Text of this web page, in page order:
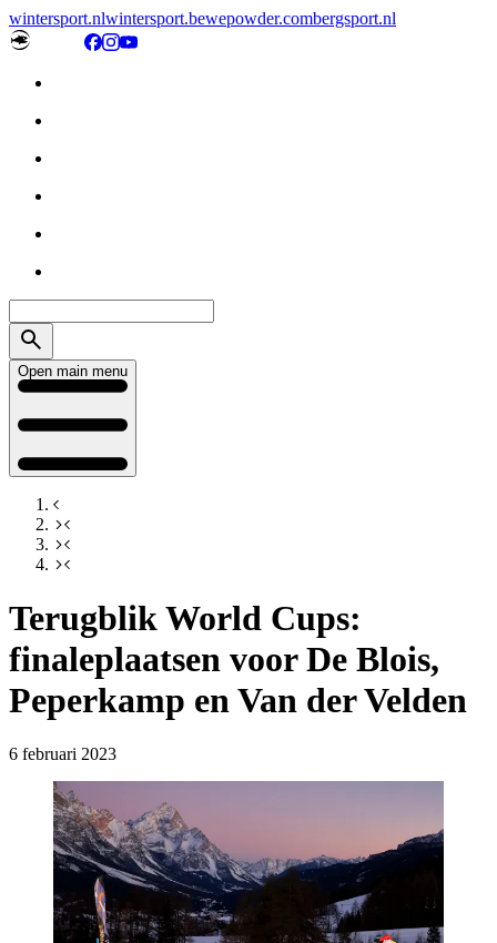
wintersport.nlwintersport.bewepowder.combergsport.nl
Open main menu
Terugblik World Cups:
finaleplaatsen voor De Blois,
Peperkamp en Van der Velden
6 februari 2023